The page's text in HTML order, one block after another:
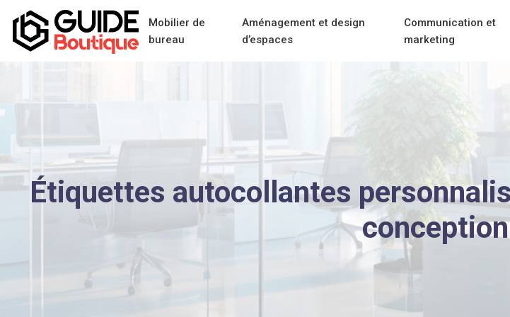
Mobilier de
bureau
Aménagement et design
d’espaces
Communication et
marketing
Étiquettes autocollantes